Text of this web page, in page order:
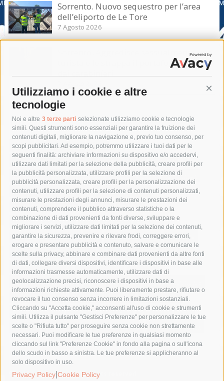
Utilizziamo i cookie e altre
tecnologie
Noi e altre 3 terze parti selezionate utilizziamo cookie e tecnologie
simili. Questi strumenti sono essenziali per garantire la fruizione dei
contenuti digitali, migliorare la navigazione e, previo tuo consenso, per
scopi pubblicitari. Ad esempio, potremmo utilizzare i tuoi dati per le
seguenti finalità: archiviare informazioni su dispositivo e/o accedervi,
utilizzare dati limitati per la selezione della pubblicità, creare profili per
la pubblicità personalizzata, utilizzare profili per la selezione di
pubblicità personalizzata, creare profili per la personalizzazione dei
contenuti, utilizzare profili per la selezione di contenuti personalizzati,
misurare le prestazioni degli annunci, misurare le prestazioni dei
contenuti, comprendere il pubblico attraverso statistiche o la
combinazione di dati provenienti da fonti diverse, sviluppare e
migliorare i servizi, utilizzare dati limitati per la selezione dei contenuti,
garantire la sicurezza, prevenire e rilevare frodi, correggere errori,
erogare e presentare pubblicità e contenuto, salvare e comunicare le
scelte sulla privacy, abbinare e combinare dati provenienti da altre fonti
di dati, collegare diversi dispositivi, identificare i dispositivi in base alle
informazioni trasmesse automaticamente, utilizzare dati di
geolocalizzazione precisi, riconoscere i dispositivi in base a
informazioni richieste attivamente. Puoi liberamente prestare, rifiutare o
revocare il tuo consenso senza incorrere in limitazioni sostanziali.
Cliccando su "Accetta cookie," acconsenti all'uso di cookie e strumenti
simili. Utilizza il pulsante "Gestisci Preferenze" per personalizzare le tue
scelte o "Rifiuta tutto" per proseguire senza cookie non strettamente
necessari. Puoi modificare le tue preferenze in qualsiasi momento
cliccando sul link "Preferenze Cookie" in fondo alla pagina o sull'icona
dello scudo in basso a sinistra. Le tue preferenze si applicheranno al
solo dispositivo in uso.
Privacy Policy Cookie Policy
Sorrento. Nuovo sequestro per l’area
dell’eliporto de Le Tore
7 Agosto 2026
Sorrento. Aggredisce sessualmente una
turista e le strappa il portafogli, fermato
dai carabinieri
Tag
acqua allerta meteo
anas
area marina protetta di punta campanella
arresto
Asl Napoli 3 sud
capitaneria di porto capri
carabinieri
castellammare di stabia
circumvesuviana
comune di sorrento
concerto
contagi
costiera amalfitana
covid-19 eav
elezioni
fondazione sorrento
gori guardia costiera
incidente
lavori
lorenzo balducelli mare
massa lubrense
massimo coppola
Meta napoli
ordinanza
penisola sorrentina
piano di sorrento
polizia municipale
protezione civile
Regione Campania
sant'agnello
sindaco cuomo
sorrento studenti temporali
treni
turismo
Vico Equense villa fiorentino vincenzo de luca
© 2015 SorrentoPress. All rights reserved.